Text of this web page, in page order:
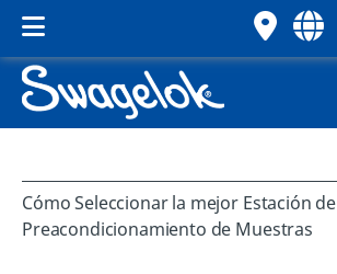
Cómo Seleccionar la mejor Estación de
Preacondicionamiento de Muestras